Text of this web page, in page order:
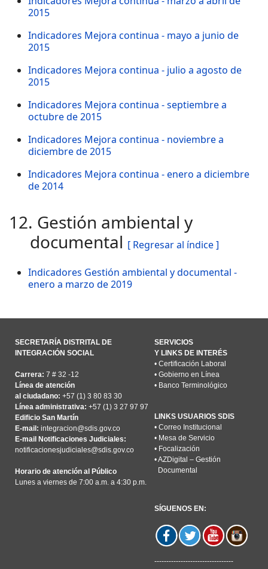
2015
Indicadores Mejora continua - mayo a junio de
2015
Indicadores Mejora continua - julio a agosto de
2015
Indicadores Mejora continua - septiembre a
octubre de 2015
Indicadores Mejora continua - noviembre a
diciembre de 2015
Indicadores Mejora continua - enero a diciembre
de 2014
12. Gestión ambiental y
documental [ Regresar al índice ]
Indicadores Gestión ambiental y documental -
enero a marzo de 2019
SECRETARÍA DISTRITAL DE
INTEGRACIÓN SOCIAL
Carrera: 7 # 32 -12
Línea de atención
al ciudadano: +57 (1) 3 80 83 30
Línea administrativa: +57 (1) 3 27 97 97
Edificio San Martín
E-mail: integracion@sdis.gov.co
E-mail Notificaciones Judiciales:
notificacionesjudiciales@sdis.gov.co
Horario de atención al Público
Lunes a viernes de 7:00 a.m. a 4:30 p.m.
SERVICIOS
Y LINKS DE INTERÉS
• Certificación Laboral
• Gobierno en Línea
• Banco Terminológico
LINKS USUARIOS SDIS
• Correo Institucional
• Mesa de Servicio
• Focalización
•AZDigital – Gestión
Documental
SÍGUENOS EN:
---------------------------------